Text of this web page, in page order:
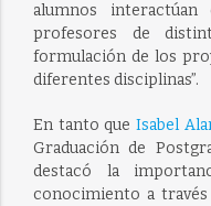
alumnos
profesores de
formulación de los
diferentes disciplinas”.
En tanto queIsabel
Graduación de
destacó la
conocimiento a